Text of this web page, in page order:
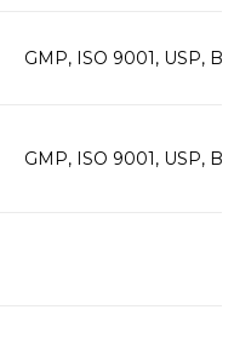
GMP, ISO 9001, USP,
GMP, ISO 9001, USP,